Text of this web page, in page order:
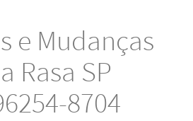
e Mudanças
Rasa SP
8704